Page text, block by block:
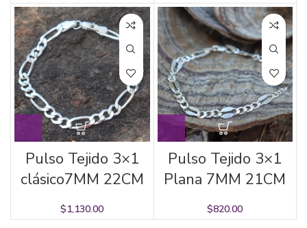
Pulso Tejido 3×1
clásico7MM 22CM
$1,130.00
Pulso Tejido 3×1
Plana 7MM 21CM
$820.00